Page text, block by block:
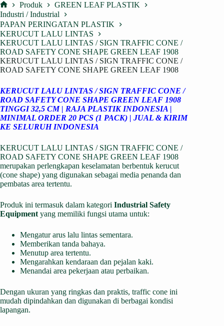
Home
Produk
GREEN LEAF PLASTIK
Industri / Industrial
PAPAN PERINGATAN PLASTIK
KERUCUT LALU LINTAS
KERUCUT LALU LINTAS / SIGN TRAFFIC CONE /
ROAD SAFETY CONE SHAPE GREEN LEAF 1908
KERUCUT LALU LINTAS / SIGN TRAFFIC CONE /
ROAD SAFETY CONE SHAPE GREEN LEAF 1908
KERUCUT LALU LINTAS / SIGN TRAFFIC CONE /
ROAD SAFETY CONE SHAPE GREEN LEAF 1908
TINGGI 32,5 CM | RAJA PLASTIK INDONESIA |
MINIMAL ORDER 20 PCS (1 PACK) | JUAL & KIRIM
KE SELURUH INDONESIA
KERUCUT LALU LINTAS / SIGN TRAFFIC CONE /
ROAD SAFETY CONE SHAPE GREEN LEAF 1908
merupakan perlengkapan keselamatan berbentuk kerucut
(cone shape) yang digunakan sebagai media penanda dan
pembatas area tertentu.
Produk ini termasuk dalam kategori Industrial Safety
Equipment yang memiliki fungsi utama untuk:
Mengatur arus lalu lintas sementara.
Memberikan tanda bahaya.
Menutup area tertentu.
Mengarahkan kendaraan dan pejalan kaki.
Menandai area pekerjaan atau perbaikan.
Dengan ukuran yang ringkas dan praktis, traffic cone ini
mudah dipindahkan dan digunakan di berbagai kondisi
lapangan.